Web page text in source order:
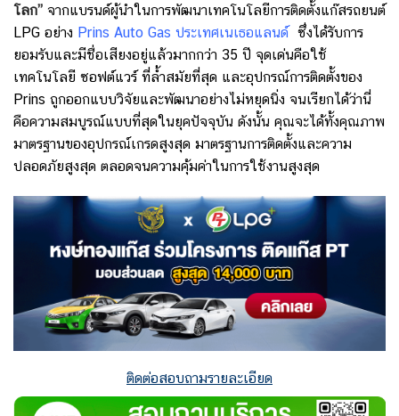
โลก” จากแบรนด์ผู้นำในการพัฒนาเทคโนโลยีการติดตั้งแก๊สรถยนต์
LPG อย่าง Prins Auto Gas ประเทศเนเธอแลนด์ ซึ่งได้รับการ
ยอมรับและมีชื่อเสียงอยู่แล้วมากกว่า 35 ปี จุดเด่นคือใช้
เทคโนโลยี ซอฟต์แวร์ ที่ล้ำสมัยที่สุด และอุปกรณ์การติดตั้งของ
Prins ถูกออกแบบวิจัยและพัฒนาอย่างไม่หยุดนิ่ง จนเรียกได้ว่านี่
คือความสมบูรณ์แบบที่สุดในยุคปัจจุบัน ดังนั้น คุณจะได้ทั้งคุณภาพ
มาตรฐานของอุปกรณ์เกรดสูงสุด มาตรฐานการติดตั้งและความ
ปลอดภัยสูงสุด ตลอดจนความคุ้มค่าในการใช้งานสูงสุด
ติดต่อสอบถามรายละเอียด